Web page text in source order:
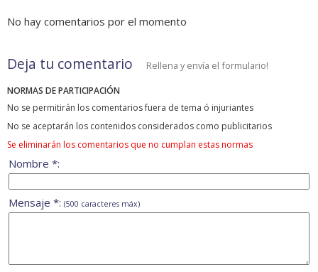
No hay comentarios por el momento
Deja tu comentario Rellena y envía el formulario!
NORMAS DE PARTICIPACIÓN
No se permitirán los comentarios fuera de tema ó injuriantes
No se aceptarán los contenidos considerados como publicitarios
Se eliminarán los comentarios que no cumplan estas normas
Nombre *:
Mensaje *: (500 caracteres máx)